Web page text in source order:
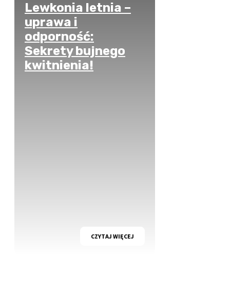
Lewkonia letnia –
uprawa i
odporność:
Sekrety bujnego
kwitnienia!
CZYTAJ WIĘCEJ